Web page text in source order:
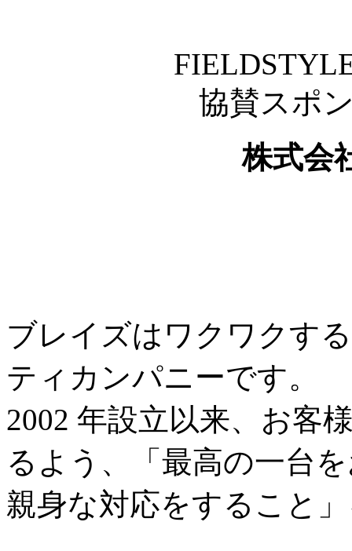
協賛スポ
株式会
ブレイズはワクワクす
ティカンパニーです。
2002 年設立以来、お客
るよう、「最高の一台
親身な対応をすること